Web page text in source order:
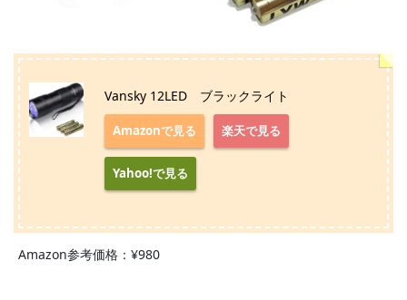
Vansky 12LED ブラックライト
Amazonで見る 楽天で見る
Yahoo!で見る
Amazon参考価格：¥980